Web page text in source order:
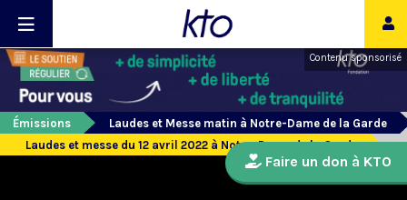
Contenu sponsorisé
Émissions
Laudes et Messe matin à Notre-Dame de la Garde
Laudes et messe du 12 avril 2022 à Notre-Dame de la Garde
Faire un don à KTO